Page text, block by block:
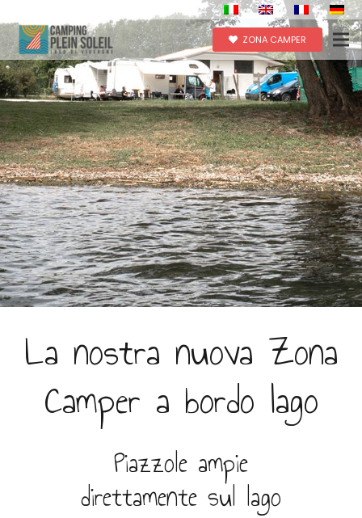
ZONA CAMPER
La nostra nuova Zona
Camper a bordo lago
Piazzole ampie
direttamente sul lago